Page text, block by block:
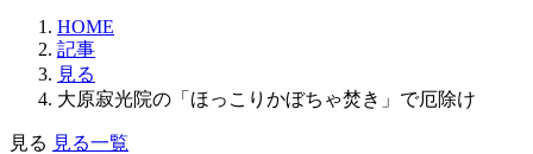
HOME
記事
見る
大原寂光院の「ほっこりかぼちゃ焚き」で厄除け
見る 見る一覧